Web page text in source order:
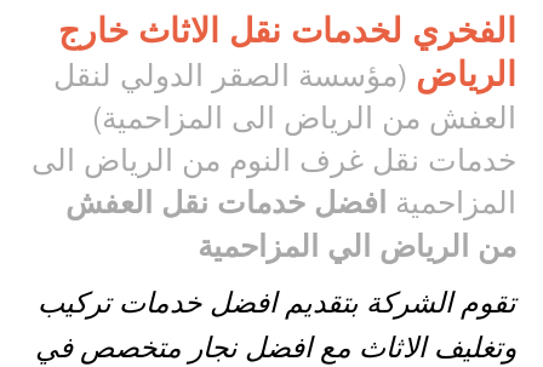
الفخري لخدمات نقل الاثاث خارج
الرياض (مؤسسة الصقر الدولي لنقل
العفش من الرياض الى المزاحمية)
خدمات نقل غرف النوم من الرياض الى
المزاحميةافضل خدمات نقل العفش
من الرياض الي المزاحمية
تقوم الشركة بتقديم افضل خدمات تركيب
وتغليف الاثاث مع افضل نجار متخصص في